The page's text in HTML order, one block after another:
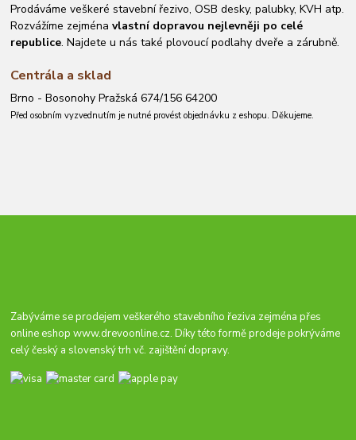
Prodáváme veškeré stavební řezivo, OSB desky, palubky, KVH atp.
Rozvážíme zejménavlastní dopravou nejlevněji po celé
republice. Najdete u nás také plovoucí podlahy dveře a zárubně.
Centrála a sklad
Brno - Bosonohy Pražská 674/156 64200
Před osobním vyzvednutím je nutné provést objednávku z eshopu. Děkujeme.
Zabýváme se prodejem veškerého stavebního řeziva zejména přes
online eshopwww.drevoonline.cz. Díky této formě prodeje pokrýváme
celý český a slovenský trh vč. zajištění dopravy.